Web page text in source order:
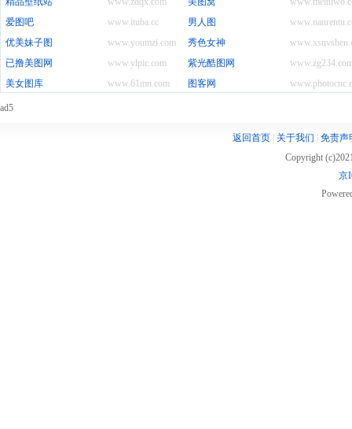
www.ituba.cc
爱图吧
男人图
www.youmzi.com
优美妹子图
秀色女神
www.ylpic.com
已撸美图网
紫光酷图网
www.61mn.com
美女图库 图客网
ad5
返回首页| 关于我们
免责声
Copyright
京